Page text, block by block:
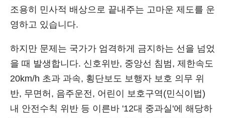
조용히 민사적 배상으로 끝내주는 고마운 제도를 운
영하고 있습니다.
하지만 문제는 국가가 엄격하게 금지하는 선을 넘었
을 때 발생합니다. 신호위반, 중앙선 침범, 제한속도
20km/h 초과 과속, 횡단보도 보행자 보호 의무 위
반, 무면허, 음주운전, 어린이 보호구역(민식이법)
내 안전수칙 위반 등 이른바 '12대 중과실'에 해당하